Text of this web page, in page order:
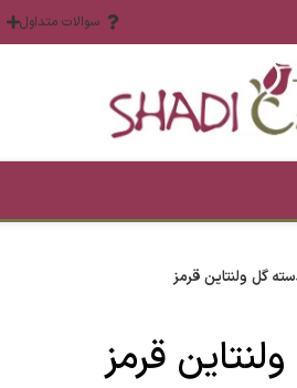
سوالات متداول
گل ولنتاین قرمز
قرمز